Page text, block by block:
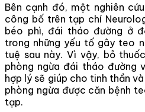
Bên cạnh đó, một nghiên
công bố trên tạp chí
béo phì, đái tháo đường ở
trong những yếu tố gây teo
tuệ sau này. Vì vậy, bỏ
phòng ngừa đái tháo đường
hợp lý sẽ giúp cho tinh thần
phòng ngừa được căn bệnh
tạp.